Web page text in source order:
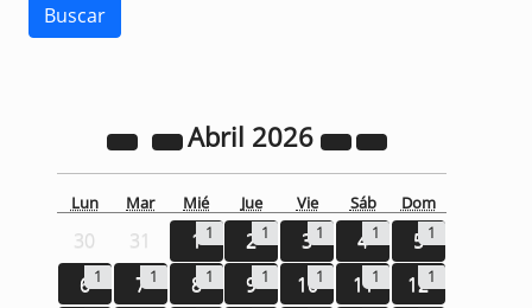
Abril 2026
Lun Mar Mié Jue Vie Sáb Dom
30 31 1 1 2 1 3 1 4 1 5 1
6 1 7 1 8 1 9 1 101 111 121